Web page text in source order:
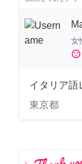
女
sentiment_satisfied
イタリア語
東京都